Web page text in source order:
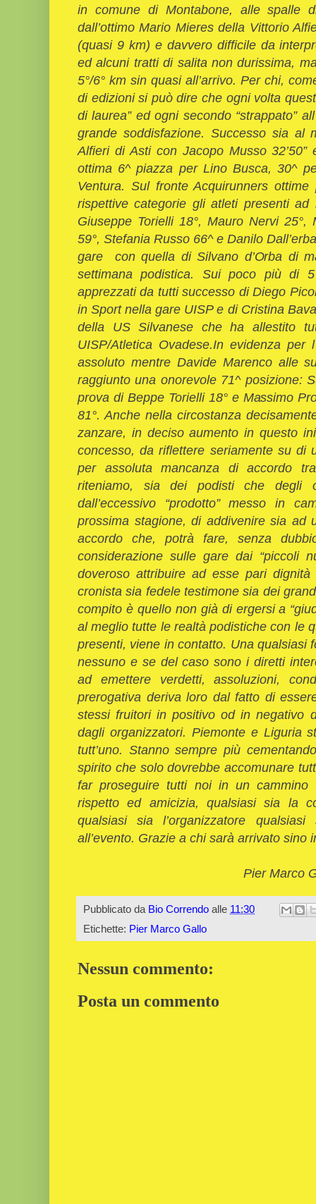
in comune di Montabone, alle spalle
dall’ottimo Mario Mieres della Vittorio
(quasi 9 km) e davvero difficile da
ed alcuni tratti di salita non durissima,
5°/6° km sin quasi all’arrivo. Per chi,
di edizioni si può dire che ogni volta
di laurea” ed ogni secondo “strappato”
grande soddisfazione. Successo sia al
Alfieri di Asti con Jacopo Musso 32’50”
ottima 6^ piazza per Lino Busca, 30^
Ventura. Sul fronte Acquirunners
rispettive categorie gli atleti presenti
Giuseppe Torielli 18°, Mauro Nervi
59°, Stefania Russo 66^ e Danilo
gare con quella di Silvano d’Orba di
settimana podistica. Sui poco più di
apprezzati da tutti successo di Diego
in Sport nella gare UISP e di Cristina
della US Silvanese che ha allestito
UISP/Atletica Ovadese.In evidenza per
assoluto mentre Davide Marenco alle
raggiunto una onorevole 71^ posizione:
prova di Beppe Torielli 18° e Massimo
81°. Anche nella circostanza
zanzare, in deciso aumento in questo
concesso, da riflettere seriamente su
per assoluta mancanza di accordo
riteniamo, sia dei podisti che degli
dall’eccessivo “prodotto” messo in
prossima stagione, di addivenire sia ad
accordo che, potrà fare, senza
considerazione sulle gare dai “piccoli
doveroso attribuire ad esse pari
cronista sia fedele testimone sia dei
compito è quello non già di ergersi a
al meglio tutte le realtà podistiche con le
presenti, viene in contatto. Una qualsiasi
nessuno e se del caso sono i diretti
ad emettere verdetti, assoluzioni,
prerogativa deriva loro dal fatto di
stessi fruitori in positivo od in negativo
dagli organizzatori. Piemonte e Liguria
tutt’uno. Stanno sempre più
spirito che solo dovrebbe accomunare
far proseguire tutti noi in un
rispetto ed amicizia, qualsiasi sia la
qualsiasi sia l’organizzatore
all’evento. Grazie a chi sarà arrivato sino
Pier Marco
Pubblicato da Bio Correndo alle 11:30
Etichette: Pier Marco Gallo
Nessun commento:
Posta un commento